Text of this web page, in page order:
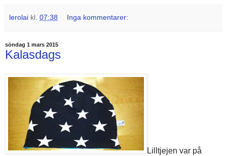
lerolai kl. 07:38 Inga kommentarer:
söndag 1 mars 2015
Kalasdags
Lilltjejen var på